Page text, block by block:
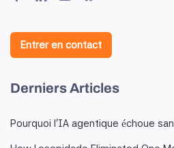
Entrer en contact
Derniers Articles
Pourquoi l'IA agentique échoue